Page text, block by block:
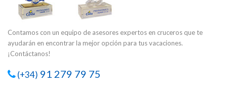
Contamos con un equipo de asesores expertos en cruceros que te
ayudarán en encontrar la mejor opción para tus vacaciones.
¡Contáctanos!
(+34) 91 279 79 75